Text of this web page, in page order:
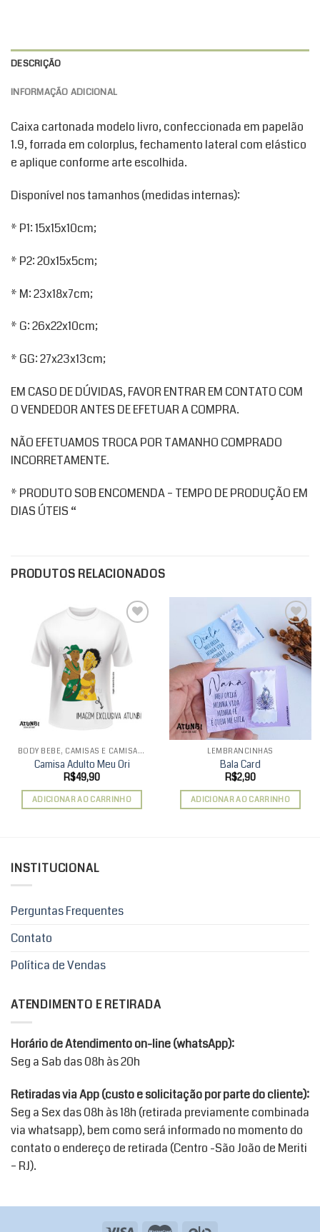
DESCRIÇÃO
INFORMAÇÃO ADICIONAL
Caixa cartonada modelo livro, confeccionada em papelão
1.9, forrada em colorplus, fechamento lateral com elástico
e aplique conforme arte escolhida.
Disponível nos tamanhos (medidas internas):
* P1: 15x15x10cm;
* P2: 20x15x5cm;
* M: 23x18x7cm;
* G: 26x22x10cm;
* GG: 27x23x13cm;
EM CASO DE DÚVIDAS, FAVOR ENTRAR EM CONTATO COM
O VENDEDOR ANTES DE EFETUAR A COMPRA.
NÃO EFETUAMOS TROCA POR TAMANHO COMPRADO
INCORRETAMENTE.
* PRODUTO SOB ENCOMENDA – TEMPO DE PRODUÇÃO EM
DIAS ÚTEIS “
PRODUTOS RELACIONADOS
Add to
wishlist
BODY BEBÊ, CAMISAS E CAMISAS INFANTIS
Camisa Adulto Meu Ori
R$49,90
ADICIONAR AO CARRINHO
Add to
wishlist
LEMBRANCINHAS
Bala Card
R$2,90
ADICIONAR AO CARRINHO
INSTITUCIONAL
Perguntas Frequentes
Contato
Política de Vendas
ATENDIMENTO E RETIRADA
Horário de Atendimento on-line (whatsApp):
Seg a Sab das 08h às 20h
Retiradas via App (custo e solicitação por parte do cliente):
Seg a Sex das 08h às 18h (retirada previamente combinada
via whatsapp), bem como será informado no momento do
contato o endereço de retirada (Centro -São João de Meriti
– RJ).